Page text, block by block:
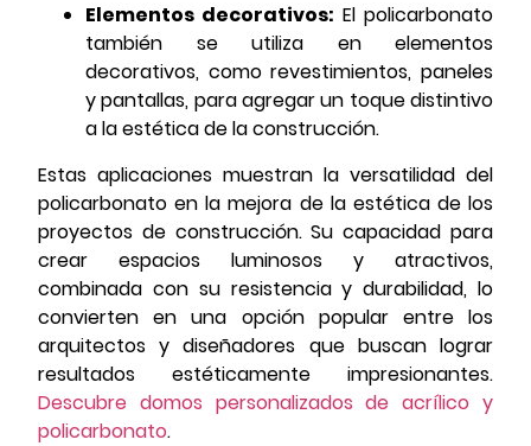
Elementos decorativos: El policarbonato
también se utiliza en elementos
decorativos, como revestimientos, paneles
y pantallas, para agregar un toque distintivo
a la estética de la construcción.
Estas aplicaciones muestran la versatilidad del
policarbonato en la mejora de la estética de los
proyectos de construcción. Su capacidad para
crear espacios luminosos y atractivos,
combinada con su resistencia y durabilidad, lo
convierten en una opción popular entre los
arquitectos y diseñadores que buscan lograr
resultados estéticamente impresionantes.
Descubre domos personalizados de acrílico y
policarbonato.